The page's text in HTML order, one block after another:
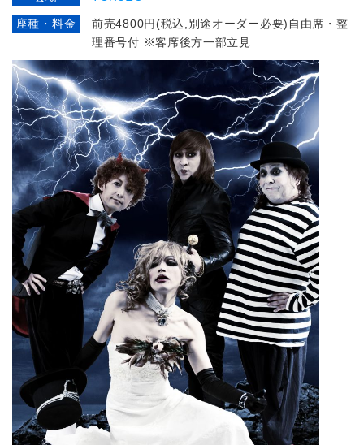
座種・料金
前売4800円(税込,別途オーダー必要)自由席・整
理番号付 ※客席後方一部立見